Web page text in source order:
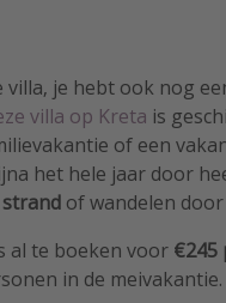
je hebt ook nog
villa op Kreta is
of een
het hele jaar door
strand of wandelen door
al te boeken voor €245
in de meivakantie.